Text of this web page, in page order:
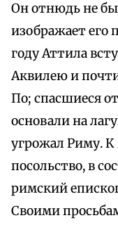
Он отнюдь не
изображает его
году Аттила
Аквилею и
По; спасшиеся
основали на
угрожал Риму. К
посольство, в
римский
Своими